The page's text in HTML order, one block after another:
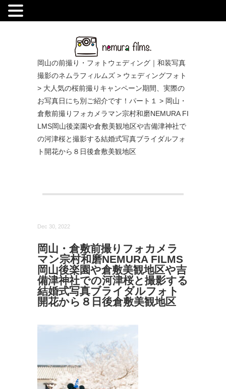
岡山の前撮り・フォトウェディング｜和装写真
撮影のネムラフィルムズ > ウェディングフォト
> 大人気の桜前撮りキャンペーン期間、実際の
お写真日にち別ご紹介です！パート１
> 岡山・
倉敷前撮りフォカメラマン宗村和磨NEMURA FI
LMS岡山後楽園や倉敷美観地区や吉備津神社で
の河津桜と撮影する結婚式写真ブライダルフォ
ト開花から８日後倉敷美観地区
Dec 30, 2022
岡山・倉敷前撮りフォカメラ
マン宗村和磨NEMURA FILMS
岡山後楽園や倉敷美観地区や吉
備津神社での河津桜と撮影する
結婚式写真ブライダルフォト
開花から８日後倉敷美観地区